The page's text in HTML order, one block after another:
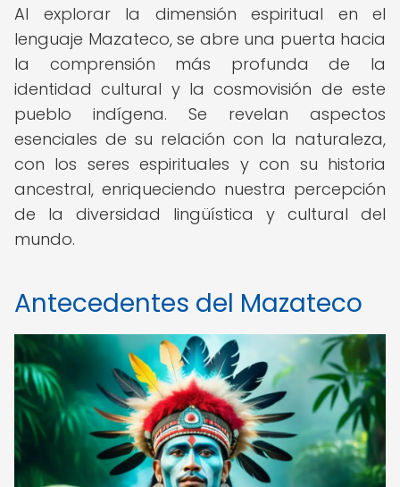
Al explorar la dimensión espiritual en el
lenguaje Mazateco, se abre una puerta hacia
la comprensión más profunda de la
identidad cultural y la cosmovisión de este
pueblo indígena. Se revelan aspectos
esenciales de su relación con la naturaleza,
con los seres espirituales y con su historia
ancestral, enriqueciendo nuestra percepción
de la diversidad lingüística y cultural del
mundo.
Antecedentes del Mazateco